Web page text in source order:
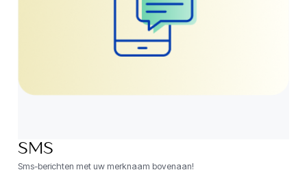
SMS
Sms-berichten met uw merknaam bovenaan!